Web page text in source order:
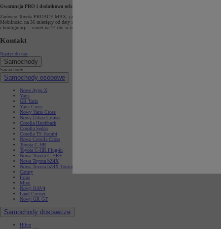
Gwarancja PRO i dodatkowa ochrona mobilności
Zarówno Toyota PROACE MAX, jak i pozostałe modele dostawcze marki objęte są Gwarancją PRO
Mobilności na 36 miesięcy od daty zakupu i bez limitu kilometrów. Program ten chroni użytkowników przed
i konfiguracji – nawet na 14 dni w roku.
Kontakt
Napisz do nas
Samochody
Samochody
Samochody osobowe
Nowe Aygo X
Yaris
GR Yaris
Yaris Cross
Nowy Yaris Cross
Nowy Urban Cruiser
Corolla Hatchback
Corolla Sedan
Corolla TS Kombi
Nowa Corolla Cross
Toyota C-HR
Toyota C-HR Plug-in
Nowa Toyota C-HR+
Nowa Toyota bZ4X
Nowa Toyota bZ4X Touring
Camry
Prius
Mirai
Nowy RAV4
Land Cruiser
Nowy GR GT
Samochody dostawcze
Hilux